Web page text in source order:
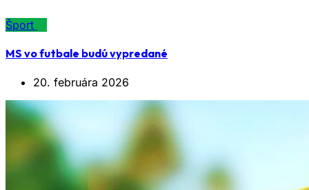
Šport
MS vo futbale budú vypredané
20. februára 2026